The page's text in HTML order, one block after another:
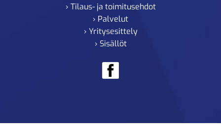
› Tilaus- ja toimitusehdot
› Palvelut
› Yritysesittely
› Sisällöt